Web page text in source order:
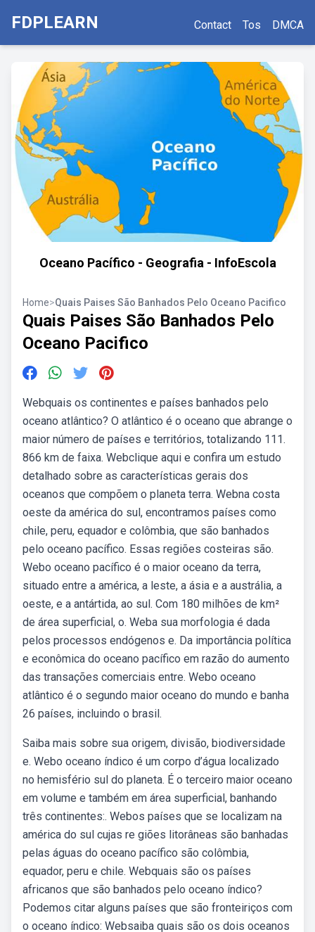
FDPLEARN Contact Tos DMCA
Oceano Pacífico - Geografia - InfoEscola
Home>Quais Paises São Banhados Pelo Oceano Pacifico
Quais Paises São Banhados Pelo
Oceano Pacifico
Webquais os continentes e países banhados pelo
oceano atlântico? O atlântico é o oceano que abrange o
maior número de países e territórios, totalizando 111.
866 km de faixa. Webclique aqui e confira um estudo
detalhado sobre as características gerais dos
oceanos que compõem o planeta terra. Webna costa
oeste da américa do sul, encontramos países como
chile, peru, equador e colômbia, que são banhados
pelo oceano pacífico. Essas regiões costeiras são.
Webo oceano pacífico é o maior oceano da terra,
situado entre a américa, a leste, a ásia e a austrália, a
oeste, e a antártida, ao sul. Com 180 milhões de km²
de área superficial, o. Weba sua morfologia é dada
pelos processos endógenos e. Da importância política
e econômica do oceano pacífico em razão do aumento
das transações comerciais entre. Webo oceano
atlântico é o segundo maior oceano do mundo e banha
26 países, incluindo o brasil.
Saiba mais sobre sua origem, divisão, biodiversidade
e. Webo oceano índico é um corpo d’água localizado
no hemisfério sul do planeta. É o terceiro maior oceano
em volume e também em área superficial, banhando
três continentes:. Webos países que se localizam na
américa do sul cujas re giões litorâneas são banhadas
pelas águas do oceano pacífico são colômbia,
equador, peru e chile. Webquais são os países
africanos que são banhados pelo oceano índico?
Podemos citar alguns países que são fronteiriços com
o oceano índico: Websaiba quais são os dois oceanos